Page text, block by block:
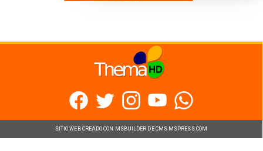
SITIO WEB CREADO CON MSBUILDER DE CMS-MSPRESS.COM